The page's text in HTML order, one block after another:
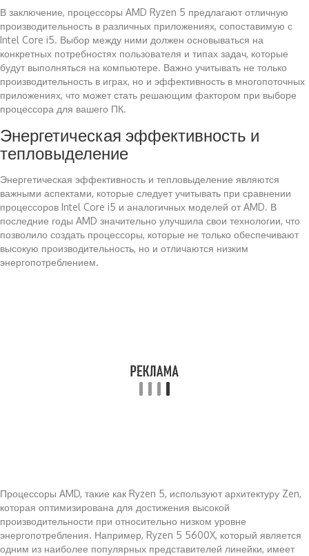
В заключение, процессоры AMD Ryzen 5 предлагают отличную
производительность в различных приложениях, сопоставимую с
Intel Core i5. Выбор между ними должен основываться на
конкретных потребностях пользователя и типах задач, которые
будут выполняться на компьютере. Важно учитывать не только
производительность в играх, но и эффективность в многопоточных
приложениях, что может стать решающим фактором при выборе
процессора для вашего ПК.
Энергетическая эффективность и
тепловыделение
Энергетическая эффективность и тепловыделение являются
важными аспектами, которые следует учитывать при сравнении
процессоров Intel Core i5 и аналогичных моделей от AMD. В
последние годы AMD значительно улучшила свои технологии, что
позволило создать процессоры, которые не только обеспечивают
высокую производительность, но и отличаются низким
энергопотреблением.
Процессоры AMD, такие как Ryzen 5, используют архитектуру Zen,
которая оптимизирована для достижения высокой
производительности при относительно низком уровне
энергопотребления. Например, Ryzen 5 5600X, который является
одним из наиболее популярных представителей линейки, имеет